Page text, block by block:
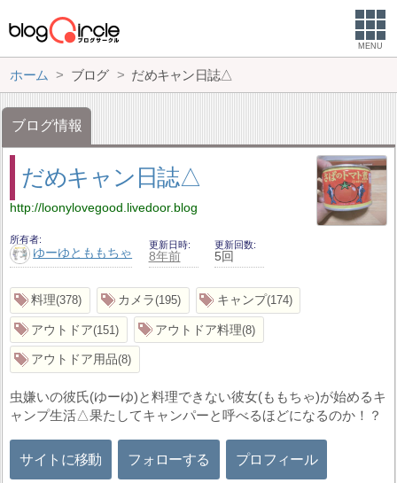
MENU
ホーム ブログ だめキャン日誌△
ブログ情報
だめキャン日誌△
http://loonylovegood.livedoor.blog
所有者
ゆーゆとももちゃ
更新日時
8年前
更新回数
5回
料理 378 カメラ 195 キャンプ 174
アウトドア 151 アウトドア料理 8
アウトドア用品 8
虫嫌いの彼氏(ゆーゆ)と料理できない彼女(ももちゃ)が始めるキ
ャンプ生活△果たしてキャンパーと呼べるほどになるのか！？
サイトに移動 フォローする プロフィール